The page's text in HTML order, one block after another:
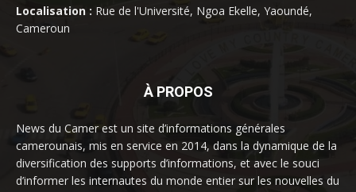
Localisation : Rue de l'Université, Ngoa Ekelle, Yaoundé,
Cameroun
À PROPOS
News du Camer est un site d’informations générales
camerounais, mis en service en 2014, dans la dynamique de la
diversification des supports d’informations, et avec le souci
d’informer les internautes du monde entier sur les nouvelles du